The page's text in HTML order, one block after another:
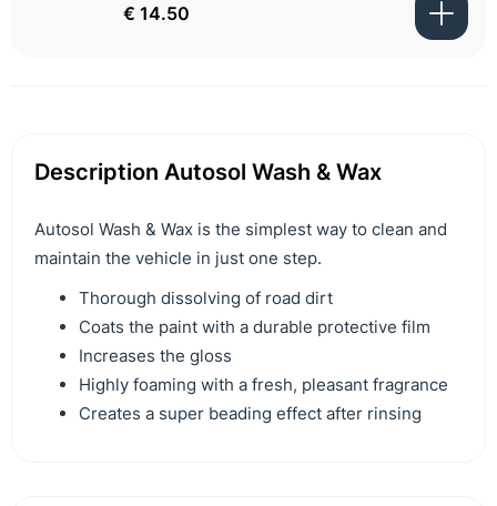
€ 14.50
Description Autosol Wash & Wax
Autosol Wash & Wax is the simplest way to clean and
maintain the vehicle in just one step.
Thorough dissolving of road dirt
Coats the paint with a durable protective film
Increases the gloss
Highly foaming with a fresh, pleasant fragrance
Creates a super beading effect after rinsing